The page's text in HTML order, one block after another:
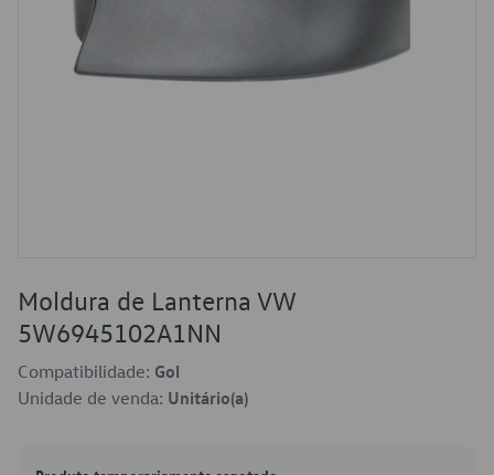
Moldura de Lanterna VW
5W6945102A1NN
Compatibilidade: Gol
Unidade de venda: Unitário(a)